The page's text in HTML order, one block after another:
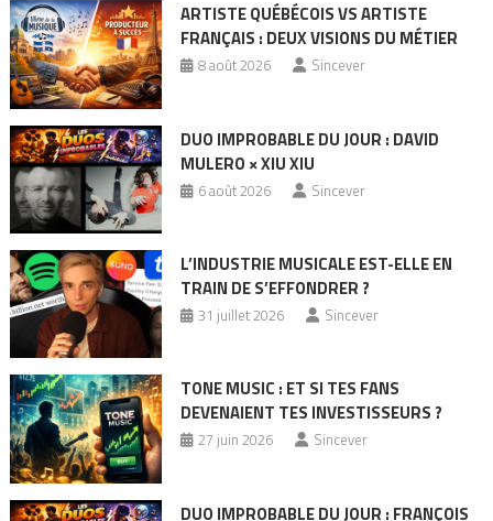
ARTISTE QUÉBÉCOIS VS ARTISTE
FRANÇAIS : DEUX VISIONS DU MÉTIER
8 août 2026 Sincever
DUO IMPROBABLE DU JOUR : DAVID
MULERO × XIU XIU
6 août 2026 Sincever
L’INDUSTRIE MUSICALE EST-ELLE EN
TRAIN DE S’EFFONDRER ?
31 juillet 2026 Sincever
TONE MUSIC : ET SI TES FANS
DEVENAIENT TES INVESTISSEURS ?
27 juin 2026 Sincever
DUO IMPROBABLE DU JOUR : FRANÇOIS